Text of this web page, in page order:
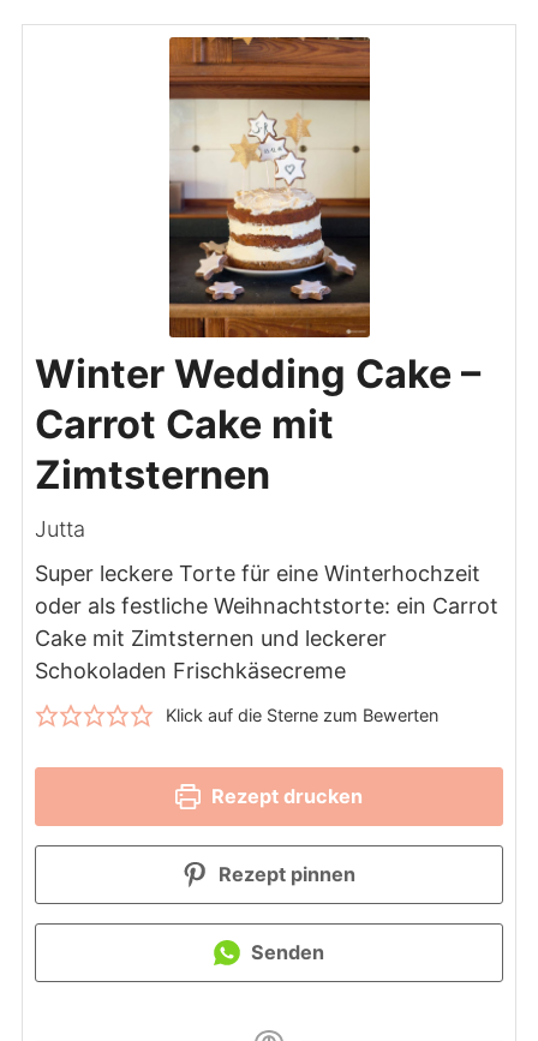
Winter Wedding Cake –
Carrot Cake mit
Zimtsternen
Jutta
Super leckere Torte für eine Winterhochzeit
oder als festliche Weihnachtstorte: ein Carrot
Cake mit Zimtsternen und leckerer
Schokoladen Frischkäsecreme
Klick auf die Sterne zum Bewerten
Rezept drucken
Rezept pinnen
Senden